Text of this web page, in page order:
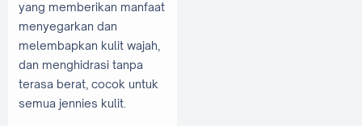
yang memberikan manfaat
menyegarkan dan
melembapkan kulit wajah,
dan menghidrasi tanpa
terasa berat, cocok untuk
semua jennies kulit.